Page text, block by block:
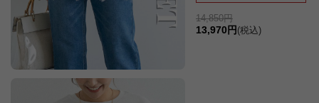
14,850円
13,970円 (税込)